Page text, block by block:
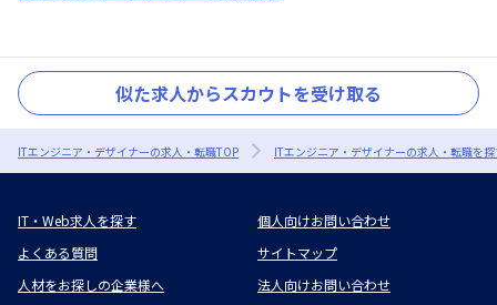
似た求人からスカウトを受け取る
ITエンジニア・デザイナーの求人・転職TOP ITエンジニア・デザイナーの求人・転職を
IT・Web求人を探す
個人向けお問い合わせ
よくある質問
サイトマップ
人材をお探しの企業様へ
法人向けお問い合わせ